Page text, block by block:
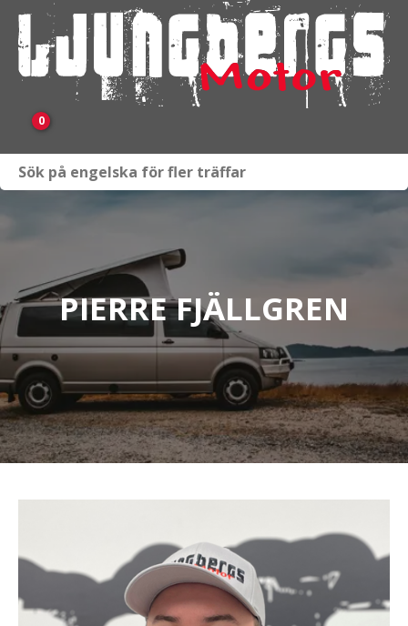
0
Verkstad
KAMPANJ
BRP
Släpvagnar & Skylift
Om oss
Förvaring
Sprängskisser
PIERRE FJÄLLGREN